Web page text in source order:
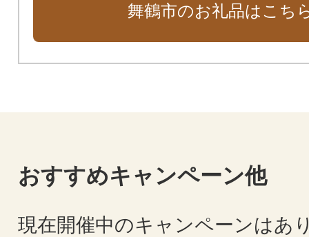
舞鶴市のお礼品はこち
おすすめキャンペーン他
現在開催中のキャンペーンはあ